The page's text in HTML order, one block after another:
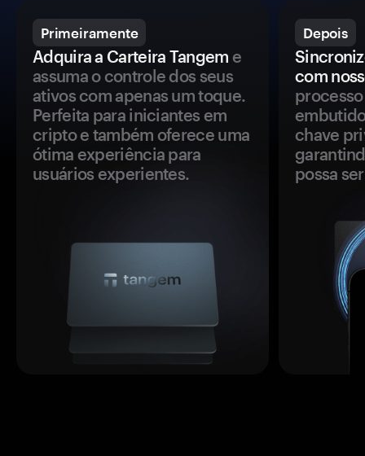
Primeiramente
Adquira a Carteira Tangem e
assuma o controle dos seus
ativos com apenas um toque.
Perfeita para iniciantes em
cripto e também oferece uma
ótima experiência para
usuários experientes.
Depois
com
chave
possa